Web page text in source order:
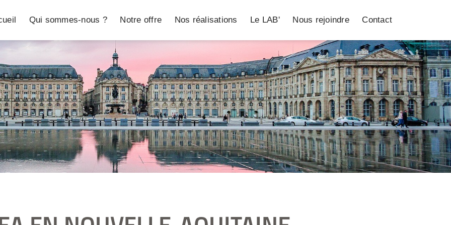
Qui sommes-nous ? Notre offre Nos réalisations Le LAB' Nous rejoindre Contact